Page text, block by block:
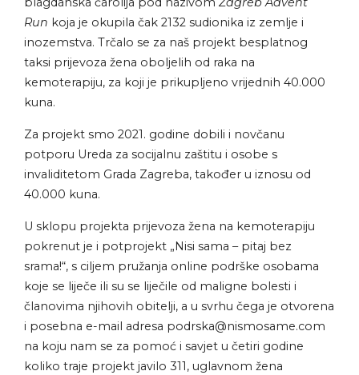
Run koja je okupila čak 2132 sudionika iz zemlje i
inozemstva. Trčalo se za naš projekt besplatnog
taksi prijevoza žena oboljelih od raka na
kemoterapiju, za koji je prikupljeno vrijednih 40.000
kuna.
Za projekt smo 2021. godine dobili i novčanu
potporu Ureda za socijalnu zaštitu i osobe s
invaliditetom Grada Zagreba, također u iznosu od
40.000 kuna.
U sklopu projekta prijevoza žena na kemoterapiju
pokrenut je i potprojekt „Nisi sama – pitaj bez
srama!“, s ciljem pružanja online podrške osobama
koje se liječe ili su se liječile od maligne bolesti i
članovima njihovih obitelji, a u svrhu čega je otvorena
i posebna e-mail adresa podrska@nismosame.com
na koju nam se za pomoć i savjet u četiri godine
koliko traje projekt javilo 311, uglavnom žena